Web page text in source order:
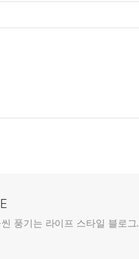
풍기는 라이프 스타일 블로그.